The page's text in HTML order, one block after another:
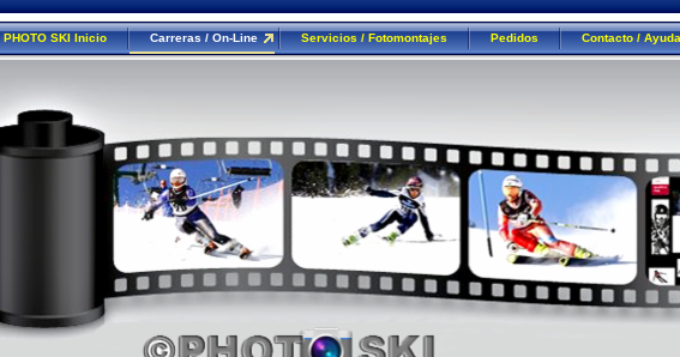
PHOTO SKI Inicio Carreras / On-Line Servicios / Fotomontajes Pedidos Contacto / Ayuda